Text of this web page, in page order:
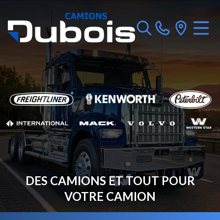
DES CAMIONS ET TOUT POUR
VOTRE CAMION